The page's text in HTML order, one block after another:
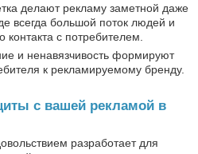
делают рекламу заметной даже
всегда большой поток людей и
контакта с потребителем.
и ненавязчивость формируют
к рекламируемому бренду.
с вашей рекламой в
разработает для